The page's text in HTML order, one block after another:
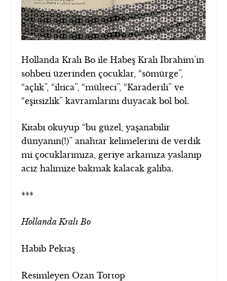
Hollanda Kralı Bo ile Habeş Kralı İbrahim’in
sohbeti üzerinden çocuklar, “sömürge”,
“açlık”, “iltica”, “mülteci”, “Karaderili” ve
“eşitsizlik” kavramlarını duyacak bol bol.
Kitabı okuyup “bu güzel, yaşanabilir
dünyanın(!)” anahtar kelimelerini de verdik
mi çocuklarımıza, geriye arkamıza yaslanıp
aciz halimize bakmak kalacak galiba.
***
Hollanda Kralı Bo
Habib Pektaş
Resimleyen Ozan Tortop